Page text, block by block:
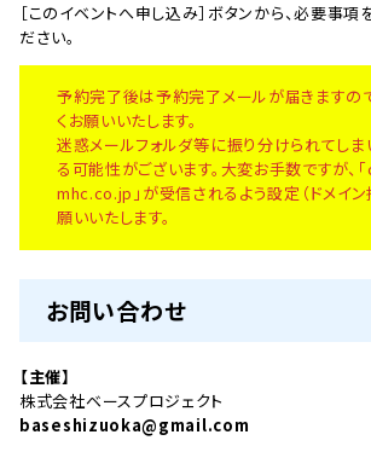
［このイベントへ申し込み］ボタンから、必要事項
ださい。
予約完了後は予約完了メールが届きますの
くお願いいたします。
迷惑メールフォルダ等に振り分けられてしま
る可能性がございます。大変お手数ですが
mhc.co.jp」が受信されるよう設定（ドメイ
願いいたします。
お問い合わせ
【主催】
株式会社ベースプロジェクト
baseshizuoka@gmail.com